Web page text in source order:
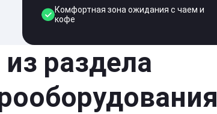
Комфортная зона ожидания с чаем и
кофе
раздела